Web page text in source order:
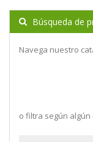
Búsqueda de
Navega nuestro
o filtra según algún